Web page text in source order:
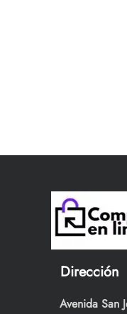
Dirección
Avenida San